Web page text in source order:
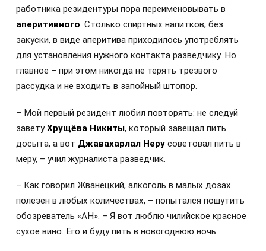
работника резидентуры пора переименовывать в
аперитивного. Столько спиртных напитков, без
закуски, в виде аперитива приходилось употреблять
для установления нужного контакта разведчику. Но
главное – при этом никогда не терять трезвого
рассудка и не входить в запойный штопор.
– Мой первый резидент любил повторять: не следуй
заветуХрущёва Никиты, который завещал пить
досыта, а вот Джавахарлал Неру советовал пить в
меру, – учил журналиста разведчик.
– Как говорил Жванецкий, алкоголь в малых дозах
полезен в любых количествах, – попытался пошутить
обозреватель «АН». – Я вот люблю чилийское красное
сухое вино. Его и буду пить в новогоднюю ночь.